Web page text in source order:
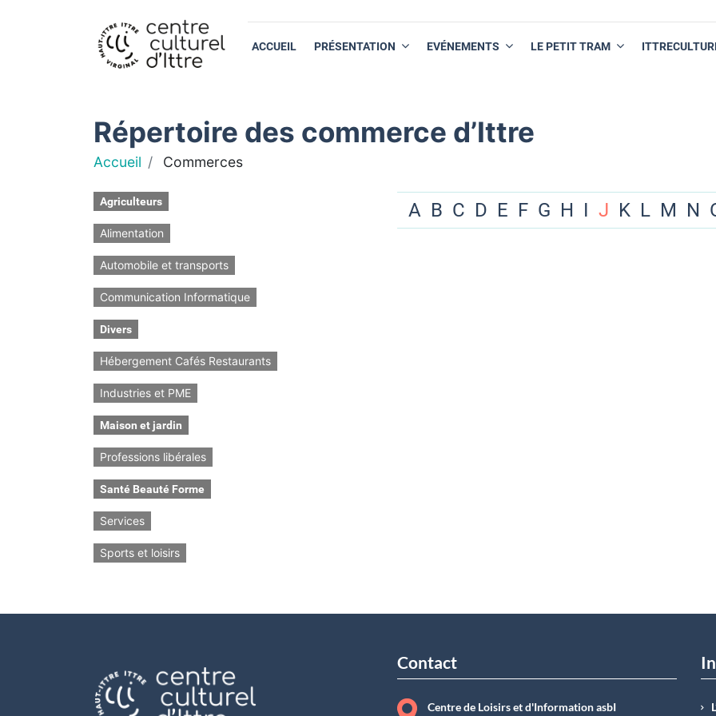
ACCUEIL PRÉSENTATION EVÉNEMENTS LE PETIT TRAM
Répertoire des commerce d’Ittre
Accueil Commerces
Agriculteurs
Alimentation
Automobile et transports
Communication Informatique
Divers
Hébergement Cafés Restaurants
Industries et PME
Maison et jardin
Professions libérales
Santé Beauté Forme
Services
Sports et loisirs
A B C D E F G H I J K L M N
Contact
Centre de Loisirs et d'Information asbI